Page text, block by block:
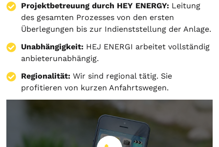
Projektbetreuung durch HEY ENERGY: Leitung
des gesamten Prozesses von den ersten
Überlegungen bis zur Indienststellung der Anlage.
Unabhängigkeit: HEJ ENERGI arbeitet vollständig
anbieterunabhängig.
Regionalität: Wir sind regional tätig. Sie
profitieren von kurzen Anfahrtswegen.